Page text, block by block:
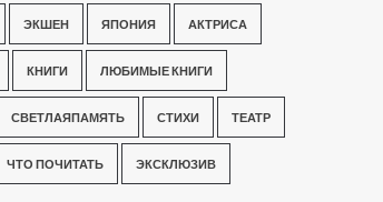
ЭКШЕН ЯПОНИЯ АКТРИСА
КНИГИ ЛЮБИМЫЕ КНИГИ
СВЕТЛАЯПАМЯТЬ СТИХИ ТЕАТР
ЧТО ПОЧИТАТЬ ЭКСКЛЮЗИВ